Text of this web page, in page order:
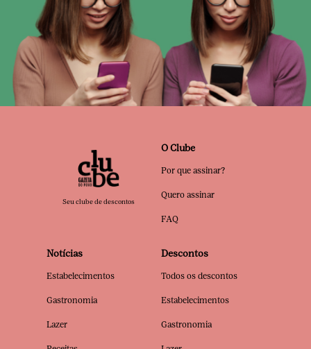
Seu clube de descontos
O Clube
Por que assinar?
Quero assinar
FAQ
Notícias
Estabelecimentos
Gastronomia
Lazer
Descontos
Todos os descontos
Estabelecimentos
Gastronomia